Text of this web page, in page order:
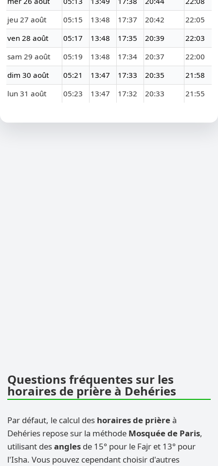
jeu 27 août
05:15 13:48 17:37 20:42
22:05
ven 28 août
05:17 13:48 17:35 20:39
22:03
sam 29 août
05:19 13:48 17:34 20:37
22:00
dim 30 août
05:21 13:47 17:33 20:35
21:58
lun 31 août
05:23 13:47 17:32 20:33 21:55
Questions fréquentes sur les
horaires de prière à Dehéries
Par défaut, le calcul des horaires de prièreà
Dehéries repose sur la méthode Mosquée de Paris,
utilisant desangles de 15° pour le Fajr et 13° pour
l'Isha. Vous pouvez cependant choisir d'autres